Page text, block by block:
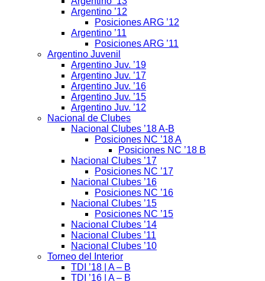
Argentino ’12
Posiciones ARG ’12
Argentino ’11
Posiciones ARG ’11
Argentino Juvenil
Argentino Juv. ’19
Argentino Juv. ’17
Argentino Juv. ’16
Argentino Juv. ’15
Argentino Juv. ’12
Nacional de Clubes
Nacional Clubes ’18 A-B
Posiciones NC ’18 A
Posiciones NC ’18 B
Nacional Clubes ’17
Posiciones NC ’17
Nacional Clubes ’16
Posiciones NC ’16
Nacional Clubes ’15
Posiciones NC ’15
Nacional Clubes ’14
Nacional Clubes ’11
Nacional Clubes ’10
Torneo del Interior
TDI ’18 | A – B
TDI ’16 | A – B